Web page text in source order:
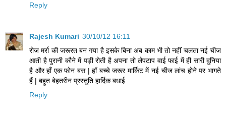
Reply
Rajesh Kumari 30/10/12 16:11
रोज मर्रा की जरूरत बन गया है इसके बिना अब काम भी तो नहीं चलता नई चीज
आती है पुरानी कौने में पड़ी रोती है अपना तो लेपटाप वाई फाई में ही सारी दुनिया
है और हाँ एक फोन बस | हाँ बच्चे जरूर मार्किट में नई चीज लांच होने पर भागते
हैं | बहुत बेहतरीन प्रस्तुति हार्दिक बधाई
Reply